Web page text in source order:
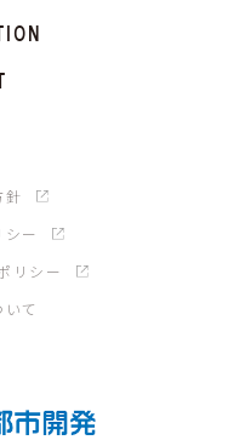
針
ー
リシー
て